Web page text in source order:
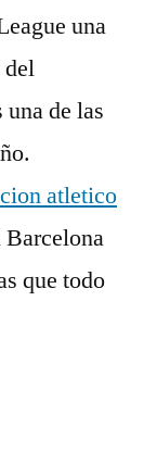
una
del
de las
atletico
Barcelona
que todo